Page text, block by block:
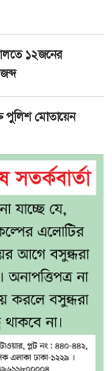
১২জনের
পুলিশ মোতায়েন